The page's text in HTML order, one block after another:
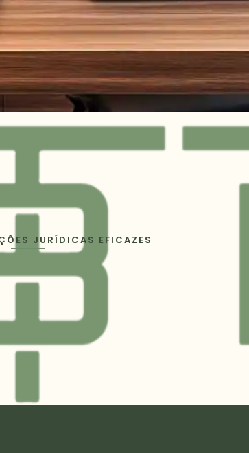
JURÍDICAS EFICAZES